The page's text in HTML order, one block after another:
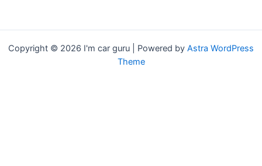
Copyright © 2026 I'm car guru | Powered by Astra WordPress
Theme